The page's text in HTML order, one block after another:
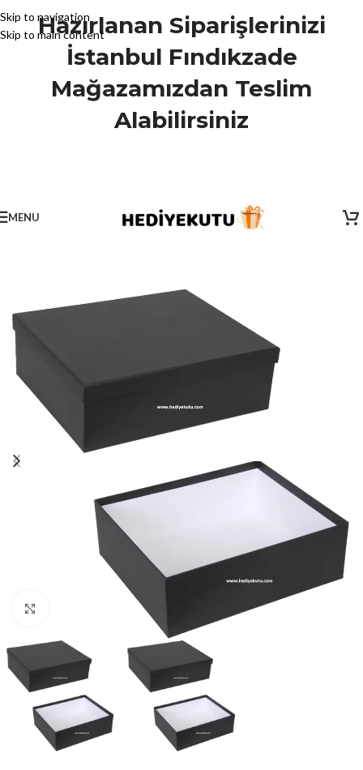
Skip to navigation
Skip to main content
Hazırlanan Siparişlerinizi
İstanbul Fındıkzade
Mağazamızdan Teslim
Alabilirsiniz
MENU